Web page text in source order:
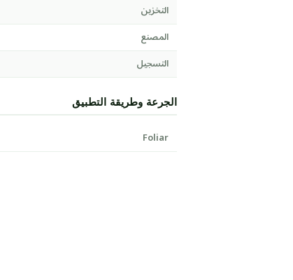
التخزين
المصنع
التسجيل
الجرعة وطريقة التطبيق
Foliar